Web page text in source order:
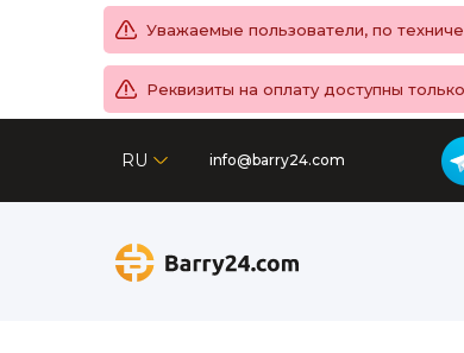
Уважаемые пользователи, по
Реквизиты на оплату доступны
RU info@barry24.com